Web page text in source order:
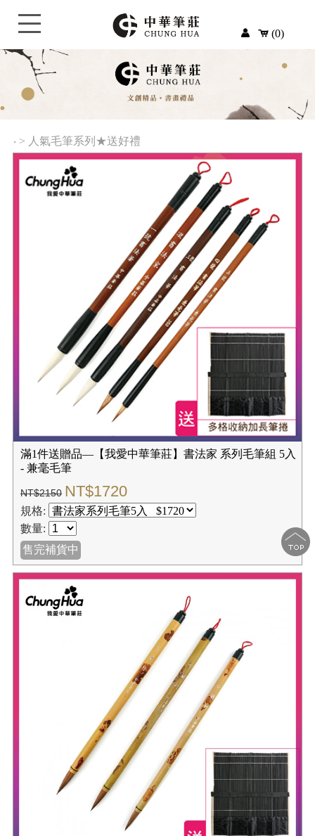
(0)
‧ > 人氣毛筆系列★送好禮
滿1件送贈品—【我愛中華筆莊】書法家 系列毛筆組 5入
- 兼毫毛筆
NT$2150 NT$1720
規格:
數量:
售完補貨中